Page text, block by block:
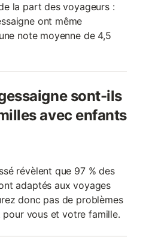
la part des voyageurs :
ont même
note moyenne de 4,5
sont-ils
avec enfants
révèlent que 97 % des
adaptés aux voyages
donc pas de problèmes
vous et votre famille.